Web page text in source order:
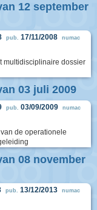
12 september
pub. 17/11/2008 numac
multidisciplinaire dossier
03 juli 2009
pub. 03/09/2009 numac
de operationele
08 november
pub. 13/12/2013 numac